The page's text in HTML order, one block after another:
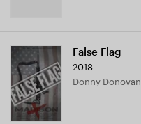
False Flag
2018
Donny Donovan